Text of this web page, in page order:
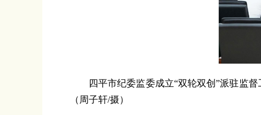
四平市纪委监委成立“双轮双创”派驻监
（周子轩/摄）